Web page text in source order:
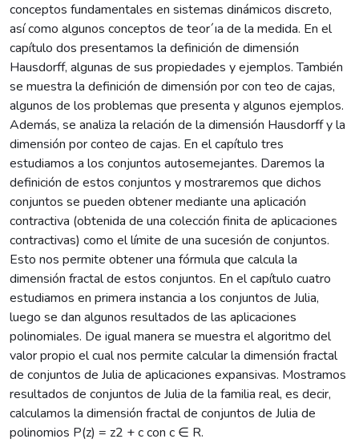
conceptos fundamentales en sistemas dinámicos discreto,
así como algunos conceptos de teor´ıa de la medida. En el
capítulo dos presentamos la definición de dimensión
Hausdorff, algunas de sus propiedades y ejemplos. También
se muestra la definición de dimensión por con teo de cajas,
algunos de los problemas que presenta y algunos ejemplos.
Además, se analiza la relación de la dimensión Hausdorff y la
dimensión por conteo de cajas. En el capítulo tres
estudiamos a los conjuntos autosemejantes. Daremos la
definición de estos conjuntos y mostraremos que dichos
conjuntos se pueden obtener mediante una aplicación
contractiva (obtenida de una colección finita de aplicaciones
contractivas) como el límite de una sucesión de conjuntos.
Esto nos permite obtener una fórmula que calcula la
dimensión fractal de estos conjuntos. En el capítulo cuatro
estudiamos en primera instancia a los conjuntos de Julia,
luego se dan algunos resultados de las aplicaciones
polinomiales. De igual manera se muestra el algoritmo del
valor propio el cual nos permite calcular la dimensión fractal
de conjuntos de Julia de aplicaciones expansivas. Mostramos
resultados de conjuntos de Julia de la familia real, es decir,
calculamos la dimensión fractal de conjuntos de Julia de
polinomios P(z) = z2 + c con c ∈ R.